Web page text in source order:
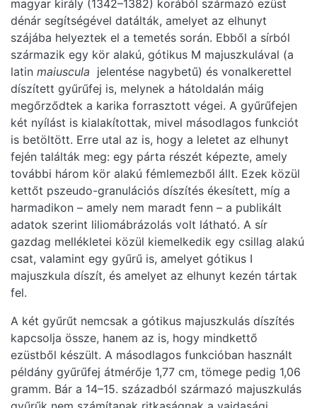
magyar király (1342–1382) korából származó ezüst
dénár segítségével datálták, amelyet az elhunyt
szájába helyeztek el a temetés során. Ebből a sírból
származik egy kör alakú, gótikus M majuszkulával (a
latin maiuscula jelentése nagybetű) és vonalkerettel
díszített gyűrűfej is, melynek a hátoldalán máig
megőrződtek a karika forrasztott végei. A gyűrűfejen
két nyílást is kialakítottak, mivel másodlagos funkciót
is betöltött. Erre utal az is, hogy a leletet az elhunyt
fején találták meg: egy párta részét képezte, amely
további három kör alakú fémlemezből állt. Ezek közül
kettőt pszeudo-granulációs díszítés ékesített, míg a
harmadikon – amely nem maradt fenn – a publikált
adatok szerint liliomábrázolás volt látható. A sír
gazdag mellékletei közül kiemelkedik egy csillag alakú
csat, valamint egy gyűrű is, amelyet gótikus I
majuszkula díszít, és amelyet az elhunyt kezén tártak
fel.
A két gyűrűt nemcsak a gótikus majuszkulás díszítés
kapcsolja össze, hanem az is, hogy mindkettő
ezüstből készült. A másodlagos funkcióban használt
példány gyűrűfej átmérője 1,77 cm, tömege pedig 1,06
gramm. Bár a 14–15. századból származó majuszkulás